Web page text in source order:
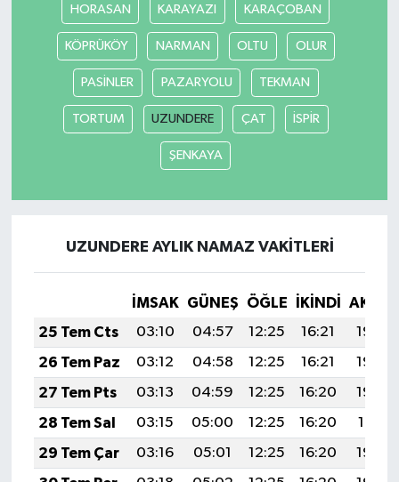
HORASAN KARAYAZI KARAÇOBAN
KÖPRÜKÖY NARMAN OLTU OLUR
PASİNLER PAZARYOLU TEKMAN
TORTUM UZUNDERE ÇAT İSPİR
ŞENKAYA
UZUNDERE AYLIK NAMAZ VAKITLERI
İMSAK GÜNEŞ ÖĞLE İKINDI
25 Tem Cts
03:10 04:57 12:25 16:21
19:44
26 Tem Paz
03:12 04:58 12:25 16:21
19:43
27 Tem Pts
03:13 04:59 12:25 16:20
19:42
28 Tem Sal
03:15 05:00 12:25 16:20
19:41
29 Tem Çar
03:16 05:01 12:25 16:20
19:40